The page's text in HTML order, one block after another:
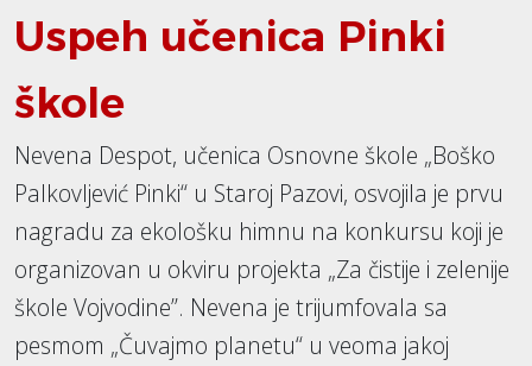
Uspeh učenica Pinki
škole
Nevena Despot, učenica Osnovne škole „Boško
Palkovljević Pinki“ u Staroj Pazovi, osvojila je prvu
nagradu za ekološku himnu na konkursu koji je
organizovan u okviru projekta „Za čistije i zelenije
škole Vojvodine”. Nevena je trijumfovala sa
pesmom „Čuvajmo planetu“ u veoma jakoj